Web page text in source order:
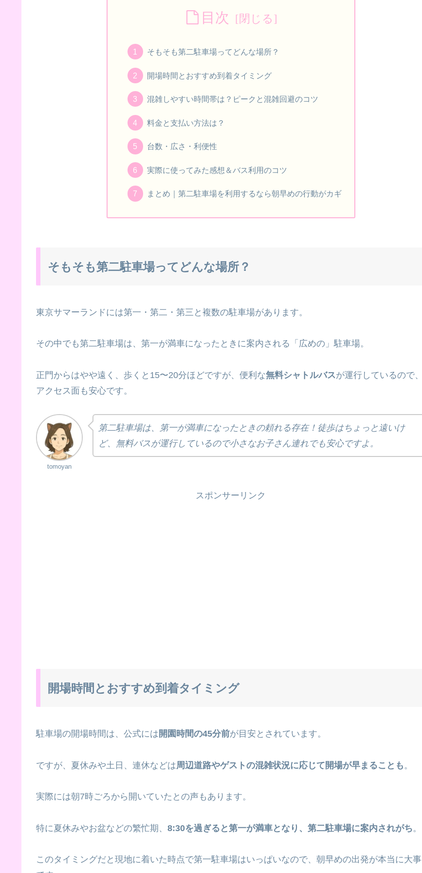
目次
そもそも第二駐車場ってどんな場所？
開場時間とおすすめ到着タイミング
混雑しやすい時間帯は？ピークと混雑回避のコツ
料金と支払い方法は？
台数・広さ・利便性
実際に使ってみた感想＆バス利用のコツ
まとめ｜第二駐車場を利用するなら朝早めの行動がカギ
そもそも第二駐車場ってどんな場所？
東京サマーランドには第一・第二・第三と複数の駐車場があります。
その中でも第二駐車場は、第一が満車になったときに案内される「広めの」駐車場。
正門からはやや遠く、歩くと15〜20分ほどですが、便利な無料シャトルバスが運行しているので、
アクセス面も安心です。
tomoyan
第二駐車場は、第一が満車になったときの頼れる存在！徒歩はちょっと遠いけ
ど、無料バスが運行しているので小さなお子さん連れでも安心ですよ。
スポンサーリンク
開場時間とおすすめ到着タイミング
駐車場の開場時間は、公式には 開園時間の45分前が目安とされています。
ですが、夏休みや土日、連休などは周辺道路やゲストの混雑状況に応じて開場が早まることも 。
実際には朝7時ごろから開いていたとの声もあります。
特に夏休みやお盆などの繁忙期、 8:30を過ぎると第一が満車となり、第二駐車場に案内されがち。
このタイミングだと現地に着いた時点で第一駐車場はいっぱいなので、朝早めの出発が本当に大事